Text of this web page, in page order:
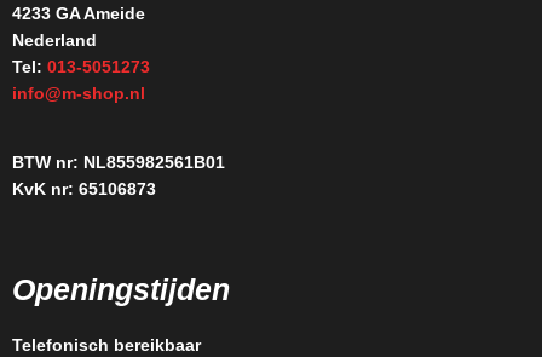
4233 GA Ameide
Nederland
Tel: 013-5051273
info@m-shop.nl
BTW nr: NL855982561B01
KvK nr: 65106873
Openingstijden
Telefonisch bereikbaar